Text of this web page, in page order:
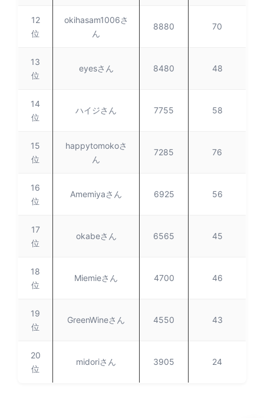
12
位
okihasam1006さ
ん
8880 70
13
位
eyesさん 8480 48
14
位
ハイジさん 7755 58
15
位
happytomokoさ
ん
7285 76
16
位
Amemiyaさん 6925 56
17
位
okabeさん 6565 45
18
位
Miemieさん 4700 46
19
位
GreenWineさん 4550 43
20
位
midoriさん 3905 24